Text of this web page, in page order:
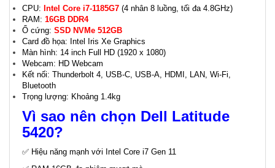
CPU: Intel Core i7-1185G7 (4 nhân 8 luồng, tối đa 4.8GHz)
RAM: 16GB DDR4
Ổ cứng: SSD NVMe 512GB
Card đồ họa: Intel Iris Xe Graphics
Màn hình: 14 inch Full HD (1920 x 1080)
Webcam: HD Webcam
Kết nối: Thunderbolt 4, USB-C, USB-A, HDMI, LAN, Wi-Fi,
Bluetooth
Trọng lượng: Khoảng 1.4kg
Vì sao nên chọn Dell Latitude
5420?
✅ Hiệu năng mạnh với Intel Core i7 Gen 11